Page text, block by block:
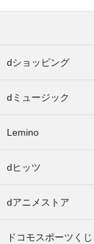
dショッピング
dミュージック
Lemino
dヒッツ
dアニメストア
ドコモスポーツくじ